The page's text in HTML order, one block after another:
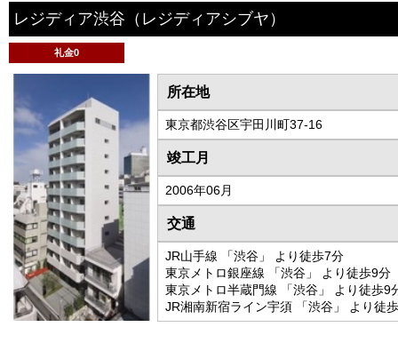
レジディア渋谷 （レジディアシブヤ）
礼金0
所在地
東京都渋谷区宇田川町37-16
竣工月
2006年06月
交通
JR山手線 「渋谷」 より徒歩7分
東京メトロ銀座線 「渋谷」 より徒歩9分
東京メトロ半蔵門線 「渋谷」 より徒歩9
JR湘南新宿ライン宇須 「渋谷」 より徒